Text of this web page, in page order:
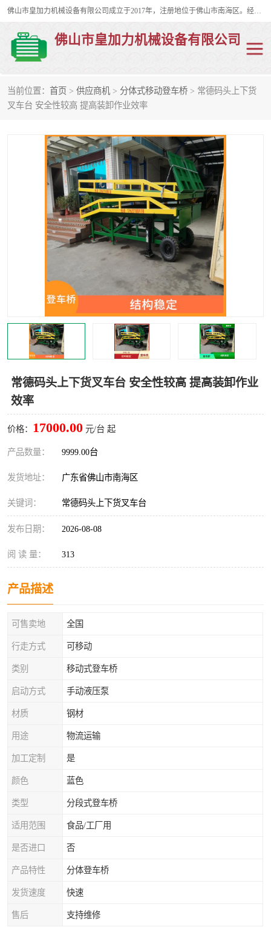
佛山市皇加力机械设备有限公司成立于2017年，注册地位于佛山市南海区。经营范围包括：其他机械设备及电子产品批发、电气设备批发、贸易代理、五金产品批发等；主要产品有：移动式登车桥、叉车装卸货平台、移动式升降机、升降货梯、油桶夹具、电动堆高车。
佛山市皇加力机械设备有限公司
当前位置： 首页 > 供应商机 > 分体式移动登车桥 > 常德码头上下货
叉车台 安全性较高 提高装卸作业效率
常德码头上下货叉车台 安全性较高 提高装卸作业
效率
价格： 17000.00 元/台 起
产品数量： 9999.00台
发货地址： 广东省佛山市南海区
关键词： 常德码头上下货叉车台
发布日期： 2026-08-08
阅 读 量： 313
产品描述
可售卖地 全国
行走方式 可移动
类别 移动式登车桥
启动方式 手动液压泵
材质 钢材
用途 物流运输
加工定制 是
颜色 蓝色
类型 分段式登车桥
适用范围 食品/工厂用
是否进口 否
产品特性 分体登车桥
发货速度 快速
售后 支持维修
移动式登车桥
步行式电动堆高车 移动登车台
叉车装卸货平台 电动搬运车
移动式升降平台 升降货梯
集装箱装柜平台 油桶夹具